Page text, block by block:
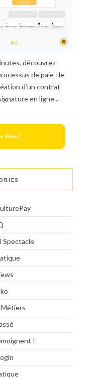
découvrez
de paie : le
d’un contrat
en ligne...
démo !
Spectacle
Métiers
!